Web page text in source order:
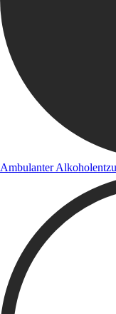
Ambulanter